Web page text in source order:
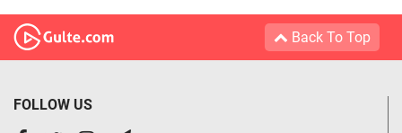
Back To Top
FOLLOW US